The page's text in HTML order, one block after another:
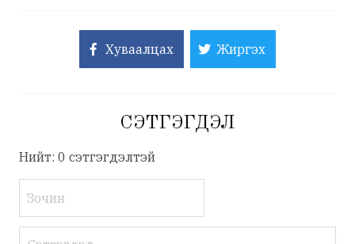
Хуваалцах Жиргэх
СЭТГЭГДЭЛ
Нийт: 0 сэтгэгдэлтэй